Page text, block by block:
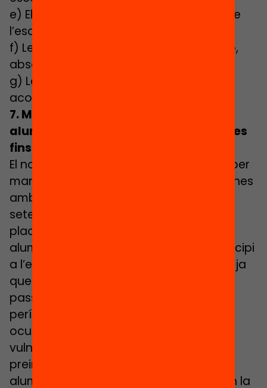
e) El baix rendiment acadèmic al llarg de
l’escolaritat.
f) Les experiències de no-escolarització,
absentisme i abandonament escolar.
g) Les situacions de desemparament o
acolliment.
7. Mantenir la reserva de places per
alumnes amb necessitats específiques
fins a l’inici de curs
El nou decret contempla la possibilitat per
mantenir la reserva de places per alumnes
amb necessitats específiques fins al
setembre. Es podrà garantir així que les
places puguin ser ocupades també per
alumnes vulnerables que arribin al municipi
a l’estiu. Aquest punt és un gran avenç, ja
que actualment les places reservades
passen a ser ordinàries després del
període de preinscripció i poden ser
ocupades per alumnes sense
vulnerabilitat. Això fa que en acabar la
preinscripció hi hagi grups sense cap
alumne vulnerable i d’altres que omplen la